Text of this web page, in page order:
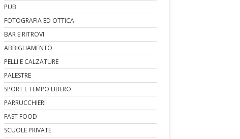
PUB
FOTOGRAFIA ED OTTICA
BAR E RITROVI
ABBIGLIAMENTO
PELLI E CALZATURE
PALESTRE
SPORT E TEMPO LIBERO
PARRUCCHIERI
FAST FOOD
SCUOLE PRIVATE